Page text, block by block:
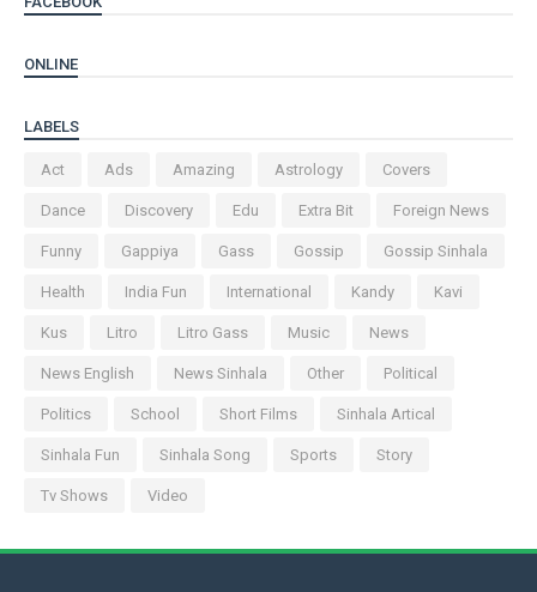
ONLINE
LABELS
Act Ads Amazing Astrology Covers
Dance Discovery Edu Extra Bit Foreign News
Funny Gappiya Gass Gossip Gossip Sinhala
Health India Fun International Kandy Kavi
Kus Litro Litro Gass Music News
News English News Sinhala Other Political
Politics School Short Films Sinhala Artical
Sinhala Fun Sinhala Song Sports Story
Tv Shows Video